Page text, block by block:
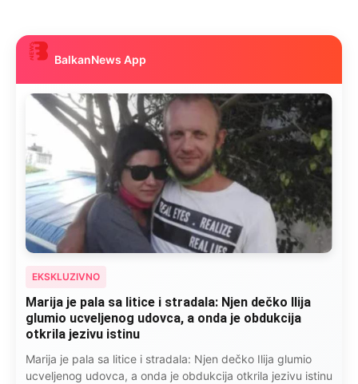
BalkanNews App
EKSKLUZIVNO
Marija je pala sa litice i stradala: Njen dečko Ilija
glumio ucveljenog udovca, a onda je obdukcija
otkrila jezivu istinu
Marija je pala sa litice i stradala: Njen dečko Ilija glumio
ucveljenog udovca, a onda je obdukcija otkrila jezivu istinu